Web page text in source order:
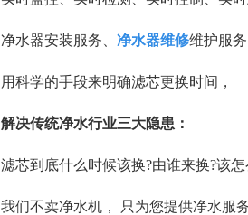
净水器安装服务、 净水器维修维护服
用科学的手段来明确滤芯更换时间，
解决传统净水行业三大隐患：
滤芯到底什么时候该换?由谁来换?该怎
我们不卖净水机， 只为您提供净水服